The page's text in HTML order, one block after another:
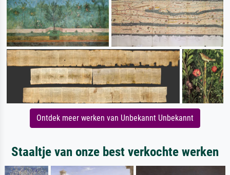
Ontdek meer werken van Unbekannt Unbekannt
Staaltje van onze best verkochte werken